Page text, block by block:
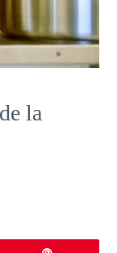
la